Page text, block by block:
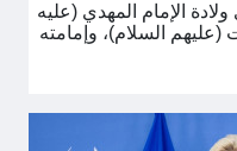
الإمام المهدي (عليه
السلام)، وإمامته